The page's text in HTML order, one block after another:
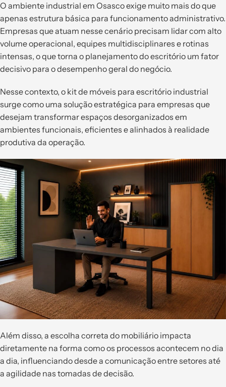
O ambiente industrial em Osasco exige muito mais do que
apenas estrutura básica para funcionamento administrativo.
Empresas que atuam nesse cenário precisam lidar com alto
volume operacional, equipes multidisciplinares e rotinas
intensas, o que torna o planejamento do escritório um fator
decisivo para o desempenho geral do negócio.
Nesse contexto, o kit de móveis para escritório industrial
surge como uma solução estratégica para empresas que
desejam transformar espaços desorganizados em
ambientes funcionais, eficientes e alinhados à realidade
produtiva da operação.
Além disso, a escolha correta do mobiliário impacta
diretamente na forma como os processos acontecem no dia
a dia, influenciando desde a comunicação entre setores até
a agilidade nas tomadas de decisão.